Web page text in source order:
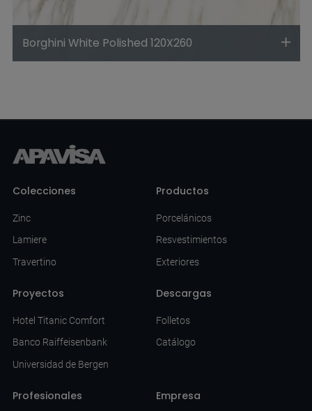
Borghini White Polished 120X260
Colecciones
Zinc
Lamiere
Travertino
Productos
Porcelánicos
Resvestimientos
Exteriores
Proyectos
Hotel Titanic Comfort
Banco Raiffeisenbank
Universidad de Bergen
Descargas
Folletos
Catálogo
Profesionales Empresa